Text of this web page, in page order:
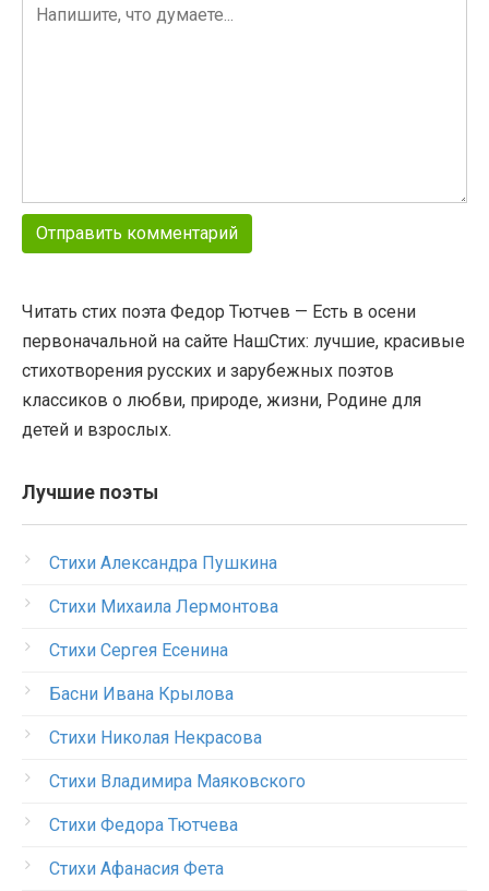
Читать стих поэта Федор Тютчев — Есть в осени
первоначальной на сайте НашСтих: лучшие, красивые
стихотворения русских и зарубежных поэтов
классиков о любви, природе, жизни, Родине для
детей и взрослых.
Лучшие поэты
Стихи Александра Пушкина
Стихи Михаила Лермонтова
Стихи Сергея Есенина
Басни Ивана Крылова
Стихи Николая Некрасова
Стихи Владимира Маяковского
Стихи Федора Тютчева
Стихи Афанасия Фета